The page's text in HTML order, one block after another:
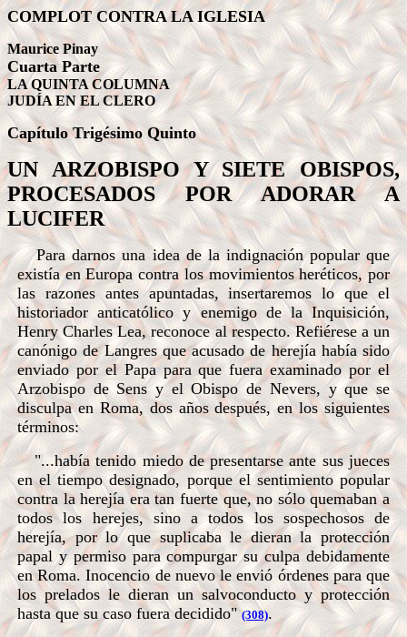
COMPLOT CONTRA LA IGLESIA
Maurice Pinay
Cuarta Parte
LA QUINTA COLUMNA
JUDÍA EN EL CLERO
Capítulo Trigésimo Quinto
UN ARZOBISPO Y SIETE OBISPOS,
PROCESADOS POR ADORAR A
LUCIFER
Para darnos una idea de la indignación popular que
existía en Europa contra los movimientos heréticos, por
las razones antes apuntadas, insertaremos lo que el
historiador anticatólico y enemigo de la Inquisición,
Henry Charles Lea, reconoce al respecto. Refiérese a un
canónigo de Langres que acusado de herejía había sido
enviado por el Papa para que fuera examinado por el
Arzobispo de Sens y el Obispo de Nevers, y que se
disculpa en Roma, dos años después, en los siguientes
términos:
"...había tenido miedo de presentarse ante sus jueces
en el tiempo designado, porque el sentimiento popular
contra la herejía era tan fuerte que, no sólo quemaban a
todos los herejes, sino a todos los sospechosos de
herejía, por lo que suplicaba le dieran la protección
papal y permiso para compurgar su culpa debidamente
en Roma. Inocencio de nuevo le envió órdenes para que
los prelados le dieran un salvoconducto y protección
hasta que su caso fuera decidido"(308).